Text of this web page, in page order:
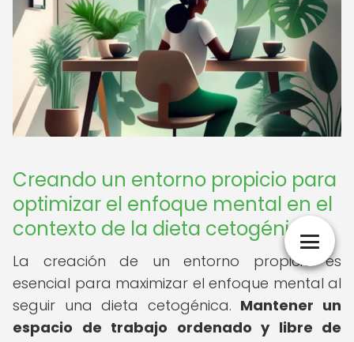
Creando un entorno propicio para
optimizar el enfoque mental en el
contexto de la dieta cetogénica
La creación de un entorno propicio es
esencial para maximizar el enfoque mental al
seguir una dieta cetogénica. Mantener un
espacio de trabajo ordenado y libre de